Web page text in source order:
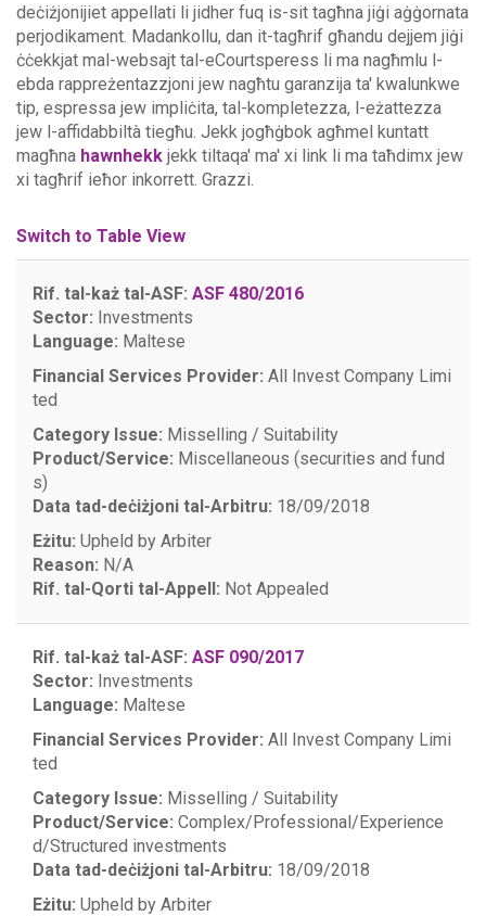
deċiżjonijiet appellati li jidher fuq is-sit tagħna jiġi aġġornata
perjodikament. Madankollu, dan it-tagħrif għandu dejjem jiġi
ċċekkjat mal-websajt tal-eCourtsperess li ma nagħmlu l-
ebda rappreżentazzjoni jew nagħtu garanzija ta' kwalunkwe
tip, espressa jew impliċita, tal-kompletezza, l-eżattezza
jew l-affidabbiltà tiegħu. Jekk jogħġbok agħmel kuntatt
magħna hawnhekk jekk tiltaqa' ma' xi link li ma taħdimx jew
xi tagħrif ieħor inkorrett. Grazzi.
Switch to Table View
Rif. tal-każ tal-ASF: ASF 480/2016
Sector: Investments
Language: Maltese
Financial Services Provider: All Invest Company Limi
ted
Category Issue: Misselling / Suitability
Product/Service: Miscellaneous (securities and fund
s)
Data tad-deċiżjoni tal-Arbitru: 18/09/2018
Eżitu: Upheld by Arbiter
Reason: N/A
Rif. tal-Qorti tal-Appell: Not Appealed
Rif. tal-każ tal-ASF: ASF 090/2017
Sector: Investments
Language: Maltese
Financial Services Provider: All Invest Company Limi
ted
Category Issue: Misselling / Suitability
Product/Service: Complex/Professional/Experience
d/Structured investments
Data tad-deċiżjoni tal-Arbitru: 18/09/2018
Eżitu: Upheld by Arbiter